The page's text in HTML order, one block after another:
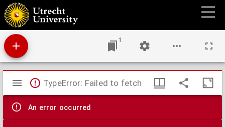
Nieuwe paskaart van Ierland en de west kust van Engeland, vervattende in sig St. Joris
en het Verkeerde Kanaal, gelegt naer de nieuwste ondervinding van ervaren zeelieden
1
Mirador
viewer
TypeError: Failed to fetch
An error occurred